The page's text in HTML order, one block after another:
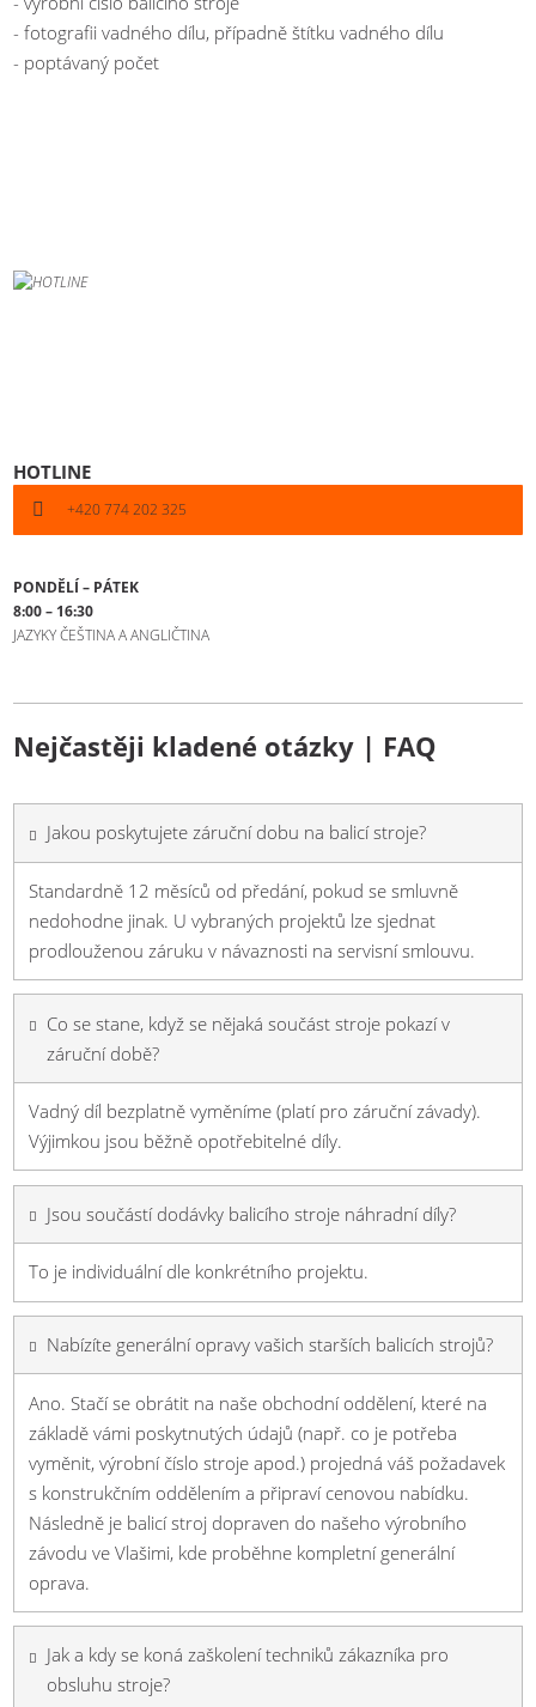
- fotografii vadného dílu, případně štítku vadného dílu
- poptávaný počet
HOTLINE
+420 774 202 325
PONDĚLÍ – PÁTEK
8:00 – 16:30
JAZYKY ČEŠTINA A ANGLIČTINA
Nejčastěji kladené otázky | FAQ
Jakou poskytujete záruční dobu na balicí stroje?
Standardně 12 měsíců od předání, pokud se smluvně
nedohodne jinak. U vybraných projektů lze sjednat
prodlouženou záruku v návaznosti na servisní smlouvu.
Co se stane, když se nějaká součást stroje pokazí v
záruční době?
Vadný díl bezplatně vyměníme (platí pro záruční závady).
Výjimkou jsou běžně opotřebitelné díly.
Jsou součástí dodávky balicího stroje náhradní díly?
To je individuální dle konkrétního projektu.
Nabízíte generální opravy vašich starších balicích strojů?
Ano. Stačí se obrátit na naše obchodní oddělení, které na
základě vámi poskytnutých údajů (např. co je potřeba
vyměnit, výrobní číslo stroje apod.) projedná váš požadavek
s konstrukčním oddělením a připraví cenovou nabídku.
Následně je balicí stroj dopraven do našeho výrobního
závodu ve Vlašimi, kde proběhne kompletní generální
oprava.
Jak a kdy se koná zaškolení techniků zákazníka pro
obsluhu stroje?